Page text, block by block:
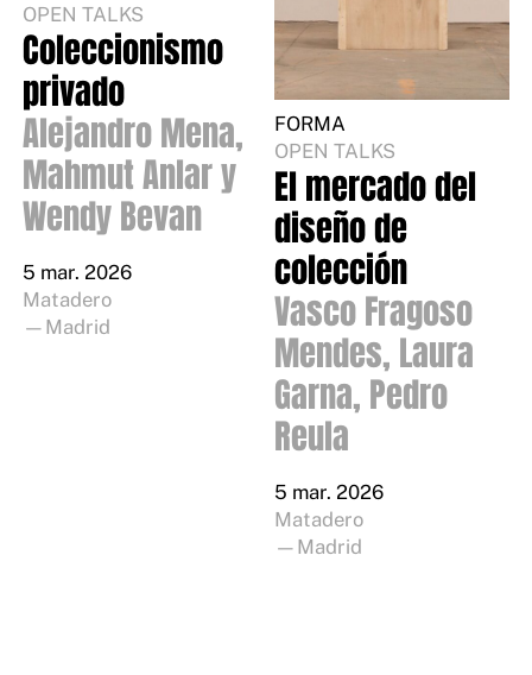
OPEN TALKS
Coleccionismo
privado
Alejandro Mena,
Mahmut Anlar y
Wendy Bevan
5 mar. 2026
Matadero
—Madrid
FORMA
OPEN TALKS
El mercado del
diseño de
colección
Vasco Fragoso
Mendes, Laura
Garna, Pedro
Reula
5 mar. 2026
Matadero
—Madrid